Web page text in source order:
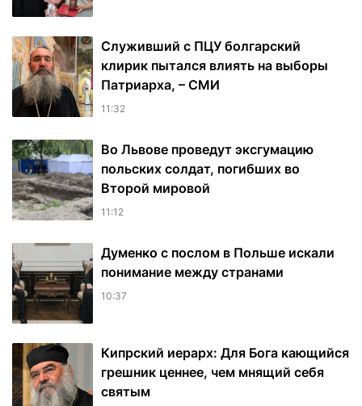
Служивший с ПЦУ болгарский
клирик пытался влиять на выборы
Патриарха, – СМИ
11:32
Во Львове проведут эксгумацию
польских солдат, погибших во
Второй мировой
11:12
Думенко с послом в Польше искали
понимание между странами
10:37
Кипрский иерарх: Для Бога кающийся
грешник ценнее, чем мнящий себя
святым